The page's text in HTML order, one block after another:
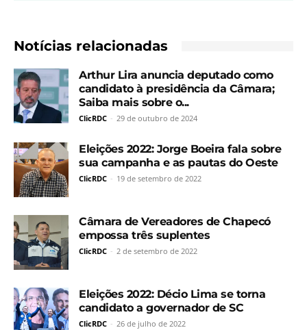
Notícias relacionadas
Arthur Lira anuncia deputado como
candidato à presidência da Câmara;
Saiba mais sobre o...
ClicRDC - 29 de outubro de 2024
Eleições 2022: Jorge Boeira fala sobre
sua campanha e as pautas do Oeste
ClicRDC - 19 de setembro de 2022
Câmara de Vereadores de Chapecó
empossa três suplentes
ClicRDC - 2 de setembro de 2022
Eleições 2022: Décio Lima se torna
candidato a governador de SC
ClicRDC - 26 de julho de 2022